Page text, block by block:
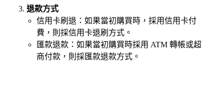
退款方式
信用卡刷退：如果當初購買時，採用信用卡付
費，則採信用卡退刷方式。
匯款退款：如果當初購買時採用 ATM 轉帳或超
商付款，則採匯款退款方式。